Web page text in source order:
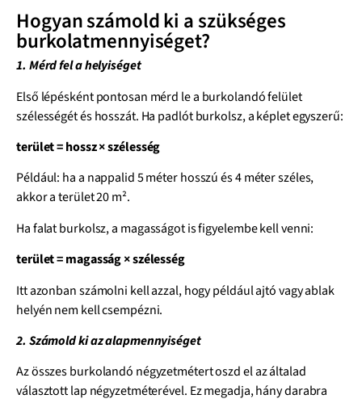
Hogyan számold ki a szükséges
burkolatmennyiséget?
1. Mérd fel a helyiséget
Első lépésként pontosan mérd le a burkolandó felület
szélességét és hosszát. Ha padlót burkolsz, a képlet egyszerű:
terület = hossz × szélesség
Például: ha a nappalid 5 méter hosszú és 4 méter széles,
akkor a terület 20 m².
Ha falat burkolsz, a magasságot is figyelembe kell venni:
terület = magasság × szélesség
Itt azonban számolni kell azzal, hogy például ajtó vagy ablak
helyén nem kell csempézni.
2. Számold ki az alapmennyiséget
Az összes burkolandó négyzetmétert oszd el az általad
választott lap négyzetméterével. Ez megadja, hány darabra